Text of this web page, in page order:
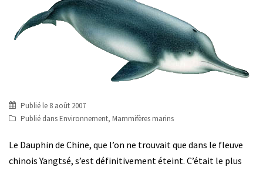
Publié le 8 août 2007
Publié dans Environnement, Mammifères marins
Le Dauphin de Chine, que l’on ne trouvait que dans le fleuve
chinois Yangtsé, s’est définitivement éteint. C’était le plus